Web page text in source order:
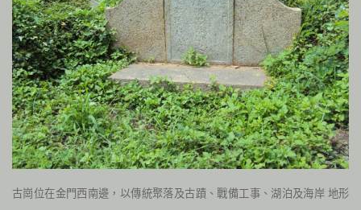
古崗位在金門西南邊，以傳統聚落及古蹟、戰備工事、湖泊及海岸 地形